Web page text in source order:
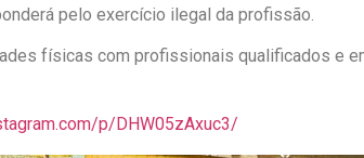
pelo exercício ilegal da profissão.
físicas com profissionais qualificados e
p/DHW05zAxuc3/